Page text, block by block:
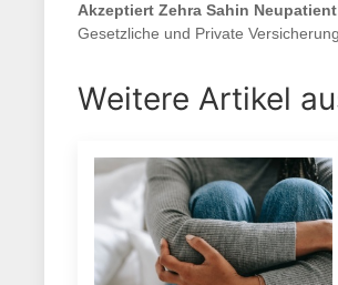
Akzeptiert Zehra Sahin
Gesetzliche und Private
Weitere Artikel